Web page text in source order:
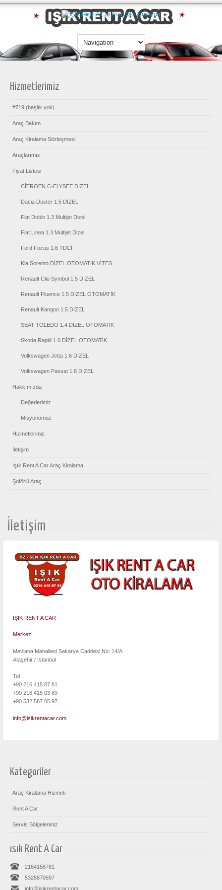
Hizmetlerimiz
#719 (başlık yok)
Araç Bakım
Araç Kiralama Sözleşmesi
Araçlarımız
Fiyat Listesi
CİTROEN C-ELYSEE DİZEL
Dacia Duster 1.5 DİZEL
Fiat Doblo 1.3 Multijet Dizel
Fiat Linea 1.3 Multijet Dizel
Ford Focus 1.6 TDCİ
Kia Sorento DİZEL OTOMATİK VİTES
Renault Clio Symbol 1.5 DİZEL
Renault Fluence 1.5 DİZEL OTOMATİK
Renault Kangoo 1.5 DİZEL
SEAT TOLEDO 1.4 DİZEL OTOMATİK
Skoda Rapid 1.6 DİZEL OTOMATİK
Volkswagen Jetta 1.6 DİZEL
Volkswagen Passat 1.6 DİZEL
Hakkımızda
Değerlerimiz
Misyonumuz
Hizmetlerimiz
İletişim
Işık Rent A Car Araç Kiralama
Şoförlü Araç
İletişim
IŞIK RENT A CAR
Merkez
Mevlana Mahallesi Sakarya Caddesi No: 14/A
Ataşehir / İstanbul
Tel :
+90 216 415 87 81
+90 216 415 03 69
+90 532 587 05 97
info@isikrentacar.com
Kategoriler
Araç Kiralama Hizmeti
Rent A Car
Servis Bölgelerimiz
ısık Rent A Car
2164158781
5325870597
info@isikrentacar.com